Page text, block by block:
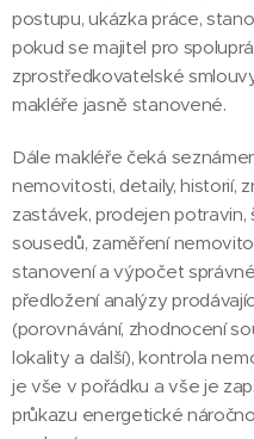
postupu, ukázka práce,
pokud se majitel pro
zprostředkovatelské
makléře jasně stanovené.
Dále makléře čeká
nemovitosti, detaily, historií,
zastávek, prodejen potravin,
sousedů, zaměření
stanovení a výpočet
předložení analýzy
(porovnávání, zhodnocení
lokality a další), kontrola
je vše v pořádku a vše je
průkazu energetické